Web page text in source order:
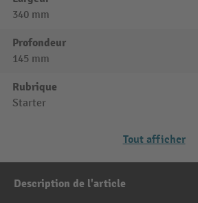
340 mm
Profondeur
145 mm
Rubrique
Starter
Tout afficher
Description de l'article